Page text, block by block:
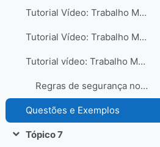
Tutorial Vídeo: Trabalho Moodle - Edição
Tutorial Vídeo: Trabalho Moodle - Avaliação
Tutorial vídeo: Trabalho Moodle - Integração de animações .swf
Regras de segurança no laboratório
Questões e Exemplos
Contrair
Tópico 7